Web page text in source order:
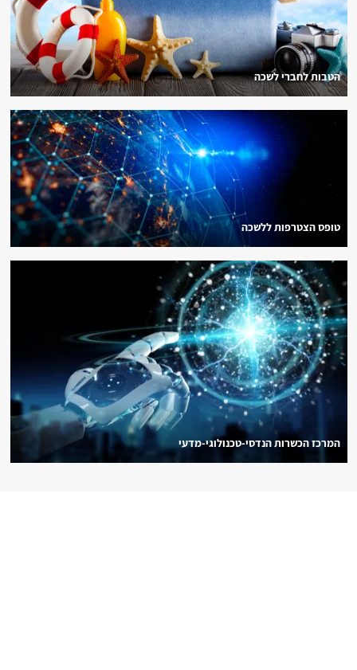
הטבות לחברי לשכה
טופס הצטרפות ללשכה
המרכז הכשרות הנדסי-טכנולוגי-מדעי